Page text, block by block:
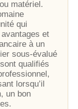
matériel.
qui
et
à un
sous-évalué
qualifiés
lorsqu’il
un bon